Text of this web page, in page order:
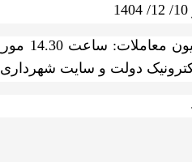
ساعت 14.30 مورخ 11/ 12/ 1404
دولت و سایت شهرداری